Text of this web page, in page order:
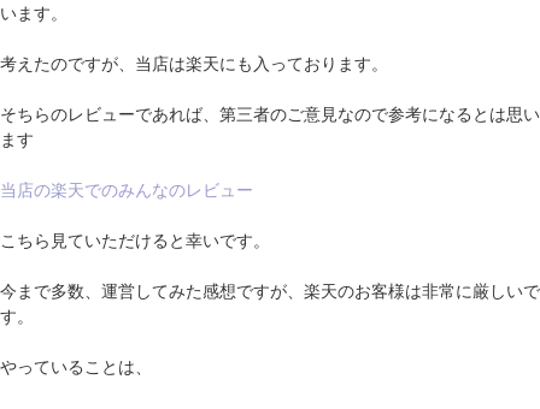
います。
考えたのですが、当店は楽天にも入っております。
そちらのレビューであれば、第三者のご意見なので参考になるとは思い
ます
当店の楽天でのみんなのレビュー
こちら見ていただけると幸いです。
今まで多数、運営してみた感想ですが、楽天のお客様は非常に厳しいで
す。
やっていることは、